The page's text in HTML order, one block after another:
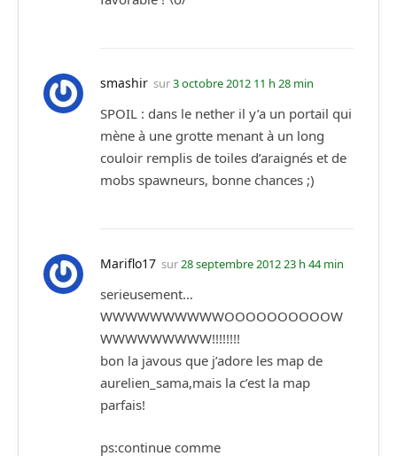
smashir sur3 octobre 2012 11 h 28 min
SPOIL : dans le nether il y’a un portail qui
mène à une grotte menant à un long
couloir remplis de toiles d’araignés et de
mobs spawneurs, bonne chances ;)
Mariflo17 sur28 septembre 2012 23 h 44 min
serieusement…
WWWWWWWWWWOOOOOOOOOOW
WWWWWWWWW!!!!!!!!
bon la javous que j’adore les map de
aurelien_sama,mais la c’est la map
parfais!
ps:continue comme